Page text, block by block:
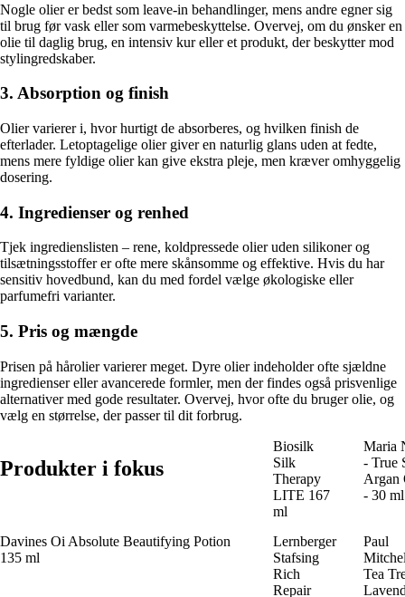
Nogle olier er bedst som leave-in behandlinger, mens andre egner sig
til brug før vask eller som varmebeskyttelse. Overvej, om du ønsker en
olie til daglig brug, en intensiv kur eller et produkt, der beskytter mod
stylingredskaber.
3. Absorption og finish
Olier varierer i, hvor hurtigt de absorberes, og hvilken finish de
efterlader. Letoptagelige olier giver en naturlig glans uden at fedte,
mens mere fyldige olier kan give ekstra pleje, men kræver omhyggelig
dosering.
4. Ingredienser og renhed
Tjek ingredienslisten – rene, koldpressede olier uden silikoner og
tilsætningsstoffer er ofte mere skånsomme og effektive. Hvis du har
sensitiv hovedbund, kan du med fordel vælge økologiske eller
parfumefri varianter.
5. Pris og mængde
Prisen på hårolier varierer meget. Dyre olier indeholder ofte sjældne
ingredienser eller avancerede formler, men der findes også prisvenlige
alternativer med gode resultater. Overvej, hvor ofte du bruger olie, og
vælg en størrelse, der passer til dit forbrug.
Produkter i fokus
Biosilk
Silk
Therapy
LITE 167
ml
Maria
- True
Argan
- 30 ml
Davines Oi Absolute Beautifying Potion
135 ml
Lernberger
Stafsing
Rich
Repair
Paul
Tea